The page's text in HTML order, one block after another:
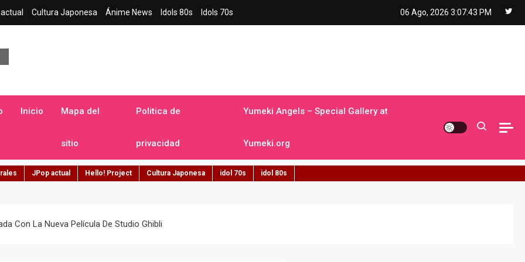
Cultura Japonesa Ánime News Idols 80s Idols 70s 06 Ago, 2026 3:07:44 PM
Inicio Mapa del
sitio
Politica de
privacidad
Yumeki Angels – Special Gallery at
Yumeki.org
JPop actual Hello! Project Cultura Japonesa idol 70s idol 80s
Con La Nueva Película De Studio Ghibli